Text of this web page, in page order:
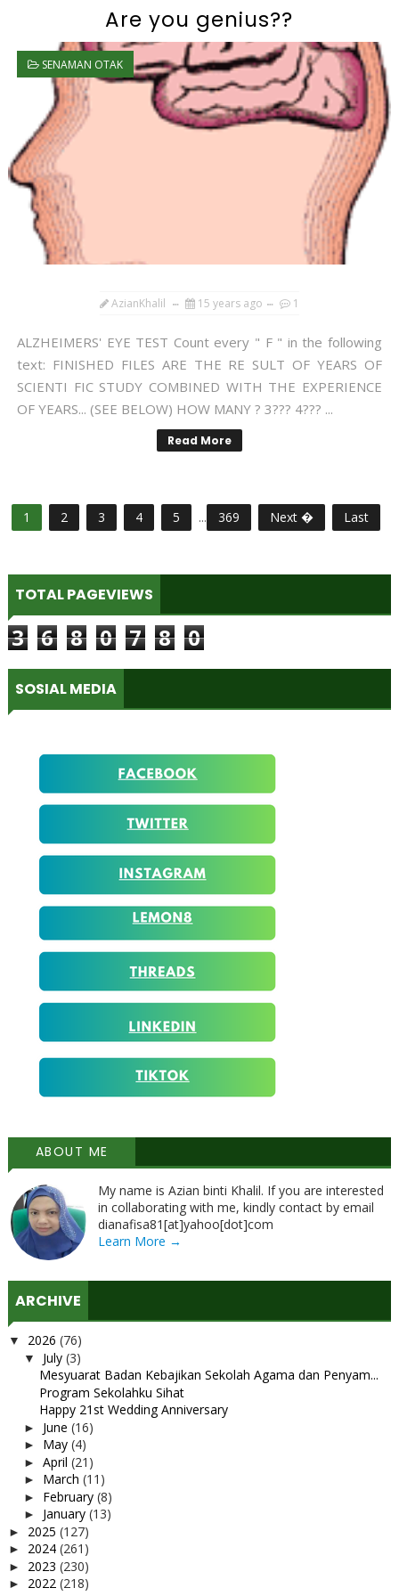
Are you genius??
SENAMAN OTAK
AzianKhalil 15 years ago 1
ALZHEIMERS' EYE TEST Count every " F " in the following
text: FINISHED FILES ARE THE RE SULT OF YEARS OF
SCIENTI FIC STUDY COMBINED WITH THE EXPERIENCE
OF YEARS... (SEE BELOW) HOW MANY ? 3??? 4??? ...
Read More
1 2 3 4 5 ... 369 Next � Last
TOTAL PAGEVIEWS
3 6 8 0 7 8 0
SOSIAL MEDIA
ABOUT ME
My name is Azian binti Khalil. If you are interested
in collaborating with me, kindly contact by email
dianafisa81[at]yahoo[dot]com
Learn More →
ARCHIVE
▼ 2026 (76)
▼ July (3)
Mesyuarat Badan Kebajikan Sekolah Agama dan Penyam...
Program Sekolahku Sihat
Happy 21st Wedding Anniversary
► June (16)
► May (4)
► April (21)
► March (11)
► February (8)
► January (13)
► 2025 (127)
► 2024 (261)
► 2023 (230)
► 2022 (218)